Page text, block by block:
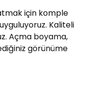
için komple
Kaliteli
Açma boyama,
görünüme